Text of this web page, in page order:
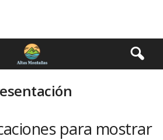
para mostrar